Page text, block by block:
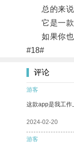
总的来说
它是一款值
如果你也遇
#18#
评论
游客
这款app是我工作
2024-02-20
游客